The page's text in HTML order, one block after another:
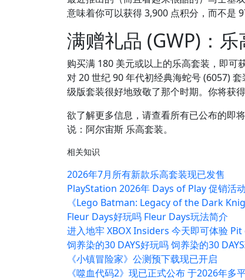
意味着你可以获得 3,900 点积分，而不是
满赠礼品 (GWP)：
购买满 180 美元或以上的乐高套装，即可
对 20 世纪 90 年代初经典海蛇号 (6057)
级版套装很好地致敬了那个时期。你将获
欲了解更多信息，请查看所有已公布的即
说：阿尔宙斯 乐高套装。
相关知识
2026年7月所有新款乐高套装现已发售
PlayStation 2026年 Days of Play 促销活
《Lego Batman: Legacy of the Dark
Fleur Days好玩吗 Fleur Days玩法简介
进入地牢 XBOX Insiders 今天即可体验
饲养染的30 DAYS好玩吗 饲养染的30
《小镇冒险家》公测预下载现已开启
《噬血代码2》现已正式公布 于2026年多